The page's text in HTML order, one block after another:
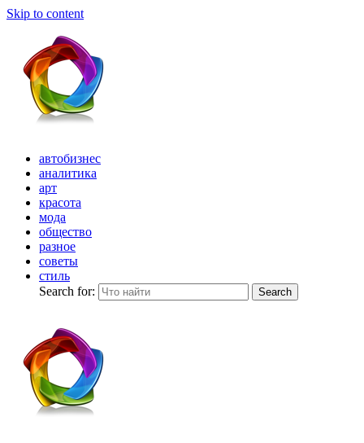
Skip to content
автобизнес
аналитика
арт
красота
мода
общество
разное
советы
стиль
Search for:
Search